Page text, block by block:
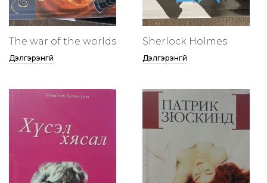
The war of the worlds
Дэлгэрэнгүй
Sherlock Holmes
Дэлгэрэнгүй